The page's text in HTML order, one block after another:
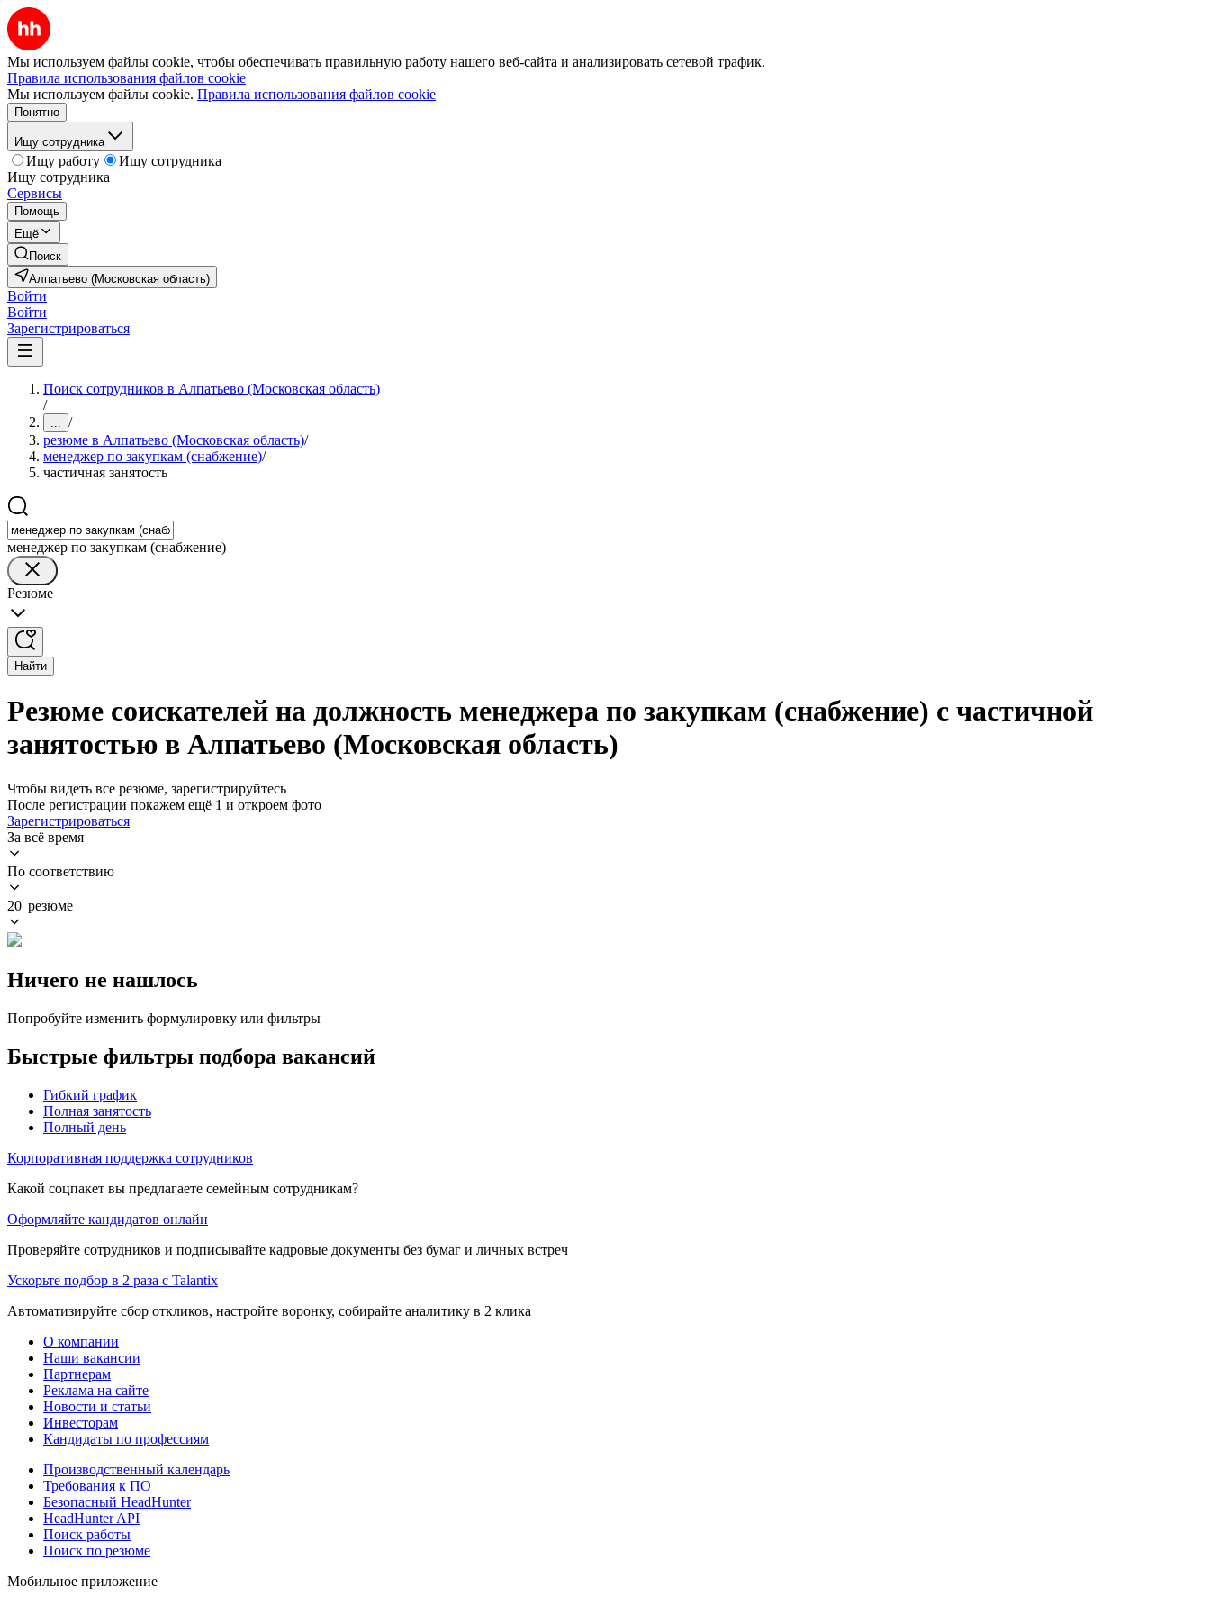
Мы используем файлы cookie, чтобы обеспечивать правильную работу нашего веб-сайта и анализировать сетевой трафик.
Правила использования файлов cookie
Мы используем файлы cookie. Правила использования файлов cookie
Понятно
Ищу сотрудника
Ищу работу
Ищу сотрудника
Ищу сотрудника
Сервисы
Помощь
Ещё
Поиск
Алпатьево (Московская область)
Войти
Войти
Зарегистрироваться
Поиск сотрудников в Алпатьево (Московская область)
/
... /
резюме в Алпатьево (Московская область)/
менеджер по закупкам (снабжение)/
частичная занятость
менеджер по закупкам (снабжение)
Резюме
Найти
Резюме соискателей на должность менеджера по закупкам (снабжение) с частичной
занятостью в Алпатьево (Московская область)
Чтобы видеть все резюме, зарегистрируйтесь
После регистрации покажем ещё 1 и откроем фото
Зарегистрироваться
За всё время
По соответствию
20 резюме
Ничего не нашлось
Попробуйте изменить формулировку или фильтры
Быстрые фильтры подбора вакансий
Гибкий график
Полная занятость
Полный день
Корпоративная поддержка сотрудников
Какой соцпакет вы предлагаете семейным сотрудникам?
Оформляйте кандидатов онлайн
Проверяйте сотрудников и подписывайте кадровые документы без бумаг и личных встреч
Ускорьте подбор в 2 раза с Talantix
Автоматизируйте сбор откликов, настройте воронку, собирайте аналитику в 2 клика
О компании
Наши вакансии
Партнерам
Реклама на сайте
Новости и статьи
Инвесторам
Кандидаты по профессиям
Производственный календарь
Требования к ПО
Безопасный HeadHunter
HeadHunter API
Поиск работы
Поиск по резюме
Мобильное приложение